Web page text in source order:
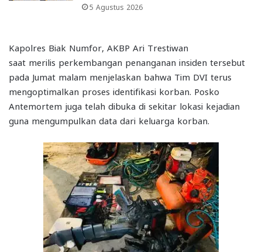
5 Agustus 2026
Kapolres Biak Numfor, AKBP Ari Trestiwan
saat merilis perkembangan penanganan insiden tersebut
pada Jumat malam menjelaskan bahwa Tim DVI terus
mengoptimalkan proses identifikasi korban. Posko
Antemortem juga telah dibuka di sekitar lokasi kejadian
guna mengumpulkan data dari keluarga korban.